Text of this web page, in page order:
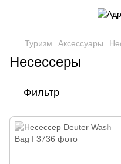
Туризм Аксессуары
Несессеры
Фильтр